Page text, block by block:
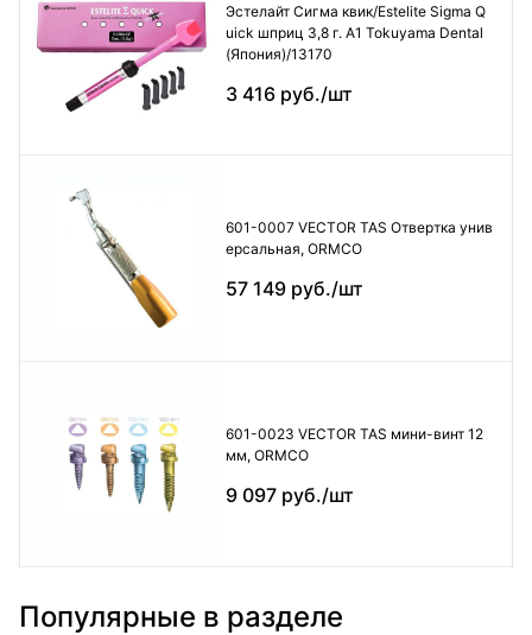
Эстелайт Сигма квик/Estelite Sigma Q
uick шприц 3,8 г. А1 Tokuyama Dental
(Япония)/13170
3 416 руб./шт
601-0007 VECTOR TAS Отвертка унив
ерсальная, ORMCO
57 149 руб./шт
601-0023 VECTOR TAS мини-винт 12
мм, ORMCO
9 097 руб./шт
Популярные в разделе